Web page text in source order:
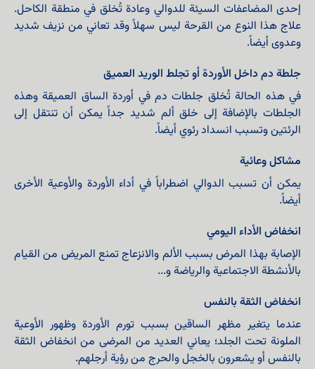
إحدى المضاعفات السيئة للدوالي وعادة تُخلق في منطقة الكاحل.
علاج هذا النوع من القرحة ليس سهلاً وقد تعاني من نزيف شديد
وعدوى أيضاً.
جلطة دم داخل الأوردة أو تجلط الوريد العميق
في هذه الحالة تُخلق جلطات دم في أوردة الساق العميقة وهذه
الجلطات بالإضافة إلى خلق ألم شديد جداً يمكن أن تنتقل إلى
الرئتين وتسبب انسداد رئوي أيضاً.
مشاكل وعائية
يمكن أن تسبب الدوالي اضطراباً في أداء الأوردة والأوعية الأخرى
أيضاً.
انخفاض الأداء اليومي
الإصابة بهذا المرض بسبب الألم والانزعاج تمنع المريض من القيام
بالأنشطة الاجتماعية والرياضة و...
انخفاض الثقة بالنفس
عندما يتغير مظهر الساقين بسبب تورم الأوردة وظهور الأوعية
الملونة تحت الجلد؛ يعاني العديد من المرضى من انخفاض الثقة
بالنفس أو يشعرون بالخجل والحرج من رؤية أرجلهم.